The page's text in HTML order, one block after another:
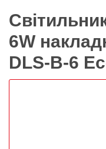
6W
DLS-B-6